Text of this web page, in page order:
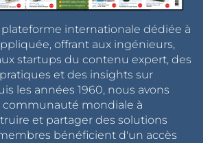
internationale dédiée à
offrant aux ingénieurs,
startups du contenu expert, des
et des insights sur
les années 1960, nous avons
mondiale à
et partager des solutions
bénéficient d'un accès